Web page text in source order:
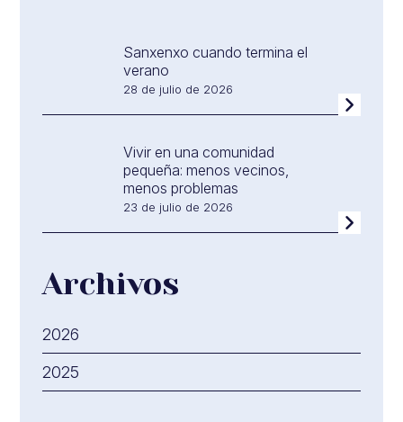
Sanxenxo cuando termina el
verano
28 de julio de 2026
Vivir en una comunidad
pequeña: menos vecinos,
menos problemas
23 de julio de 2026
Archivos
2026
2025